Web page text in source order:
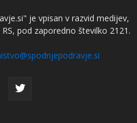
je vpisan v razvid medijev,
pod zaporedno številko 2121.